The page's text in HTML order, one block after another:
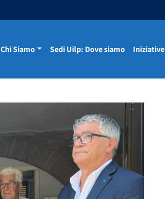
Chi Siamo Sedi Uilp: Dove siamo Iniziative